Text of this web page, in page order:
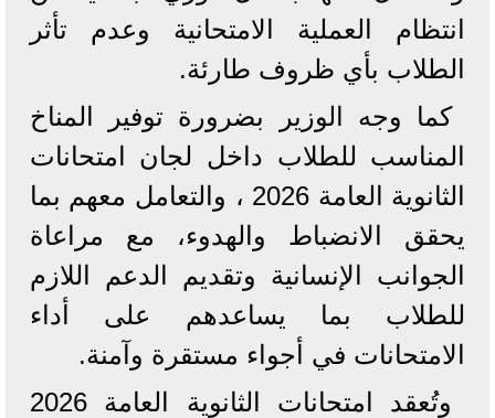
انتظام العملية الامتحانية وعدم تأثر
الطلاب بأي ظروف طارئة.
كما وجه الوزير بضرورة توفير المناخ
المناسب للطلاب داخل لجان امتحانات
الثانوية العامة 2026 ، والتعامل معهم بما
يحقق الانضباط والهدوء، مع مراعاة
الجوانب الإنسانية وتقديم الدعم اللازم
للطلاب بما يساعدهم على أداء
الامتحانات في أجواء مستقرة وآمنة.
وتُعقد امتحانات الثانوية العامة 2026